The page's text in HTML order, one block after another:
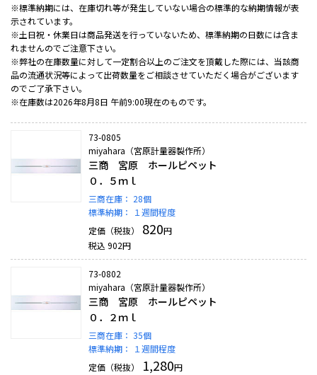
※標準納期には、在庫切れ等が発生していない場合の標準的な納期情報が表
示されています。
※土日祝・休業日は商品発送を行っていないため、標準納期の日数には含ま
れませんのでご注意下さい。
※弊社の在庫数量に対して一定割合以上のご注文を頂戴した際には、当該商
品の流通状況等によって出荷数量をご相談させていただく場合がございます
のでご了承下さい。
※在庫数は2026年8月8日 午前9:00現在のものです。
73-0805
miyahara（宮原計量器製作所）
三商 宮原 ホールピペット
０．５ｍｌ
三商在庫： 28個
標準納期：
１週間程度
定価（税抜）
820円
税込 902円
73-0802
miyahara（宮原計量器製作所）
三商 宮原 ホールピペット
０．２ｍｌ
三商在庫： 35個
標準納期：
１週間程度
定価（税抜）
1,280円